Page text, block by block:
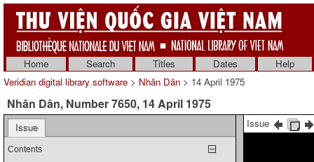
Home Search Titles Dates
Help
Veridian digital library software > Nhân Dân > 14 April 1975
Nhân Dân, Number 7650, 14 April 1975
Issue
Contents
Issue